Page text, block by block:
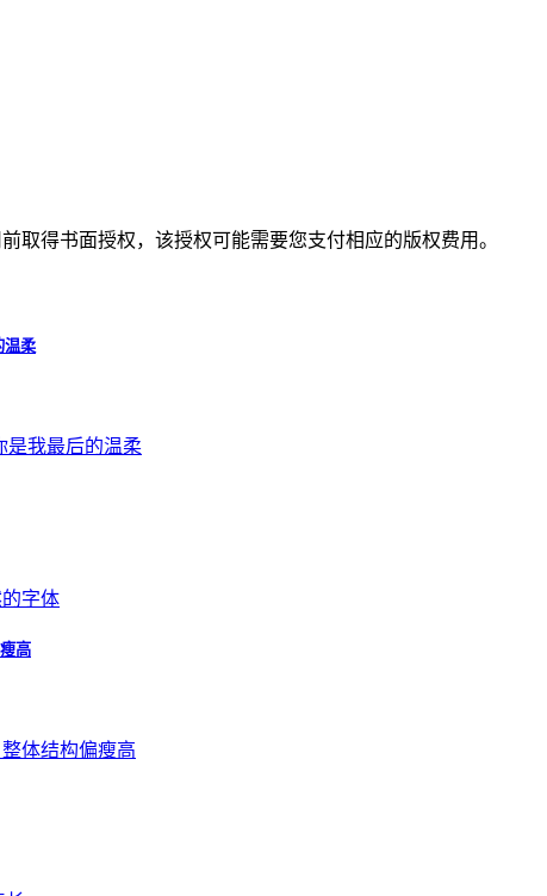
取得书面授权，该授权可能需要您支付相应的版权费用。
温柔
高